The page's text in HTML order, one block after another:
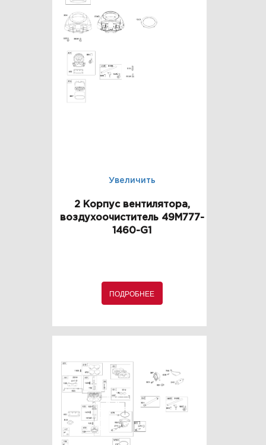
Увеличить
2 Корпус вентилятора,
воздухоочиститель 49M777-
1460-G1
ПОДРОБНЕЕ